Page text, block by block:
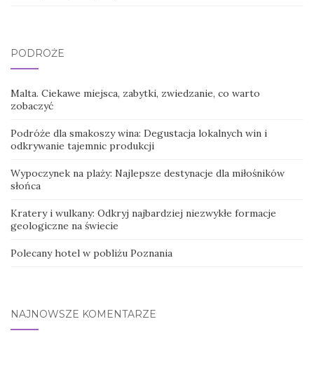
PODRÓŻE
Malta. Ciekawe miejsca, zabytki, zwiedzanie, co warto
zobaczyć
Podróże dla smakoszy wina: Degustacja lokalnych win i
odkrywanie tajemnic produkcji
Wypoczynek na plaży: Najlepsze destynacje dla miłośników
słońca
Kratery i wulkany: Odkryj najbardziej niezwykłe formacje
geologiczne na świecie
Polecany hotel w pobliżu Poznania
NAJNOWSZE KOMENTARZE